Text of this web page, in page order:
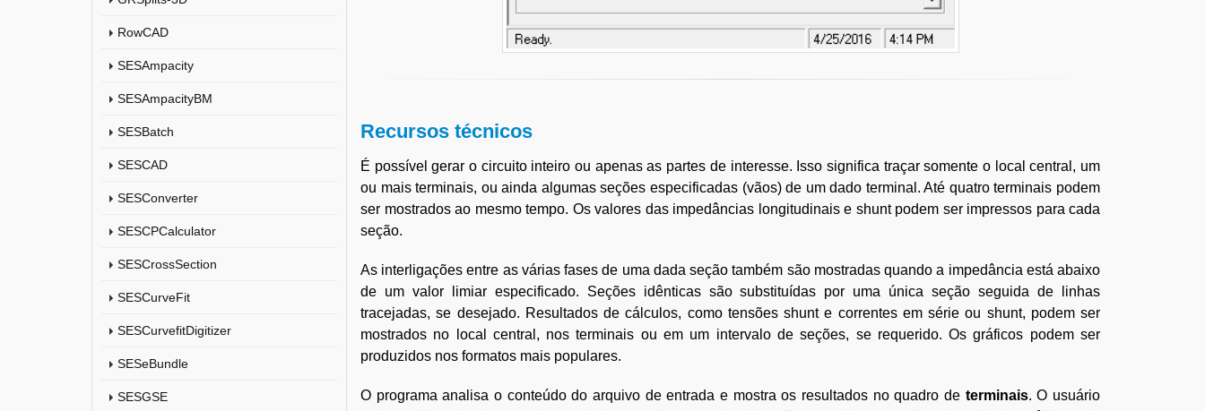
RowCAD
SESAmpacity
SESAmpacityBM
SESBatch
SESCAD
SESConverter
SESCPCalculator
SESCrossSection
SESCurveFit
SESCurvefitDigitizer
SESeBundle
SESGSE
Recursos técnicos
É possível gerar o circuito inteiro ou apenas as partes de interesse. Isso significa traçar somente o local central, um
ou mais terminais, ou ainda algumas seções especificadas (vãos) de um dado terminal. Até quatro terminais podem
ser mostrados ao mesmo tempo. Os valores das impedâncias longitudinais e shunt podem ser impressos para cada
seção.
As interligações entre as várias fases de uma dada seção também são mostradas quando a impedância está abaixo
de um valor limiar especificado. Seções idênticas são substituídas por uma única seção seguida de linhas
tracejadas, se desejado. Resultados de cálculos, como tensões shunt e correntes em série ou shunt, podem ser
mostrados no local central, nos terminais ou em um intervalo de seções, se requerido. Os gráficos podem ser
produzidos nos formatos mais populares.
O programa analisa o conteúdo do arquivo de entrada e mostra os resultados no quadro de terminais. O usuário